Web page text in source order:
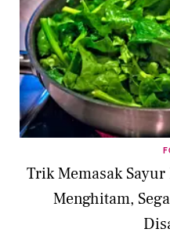
Trik Memasak
Menghitam,